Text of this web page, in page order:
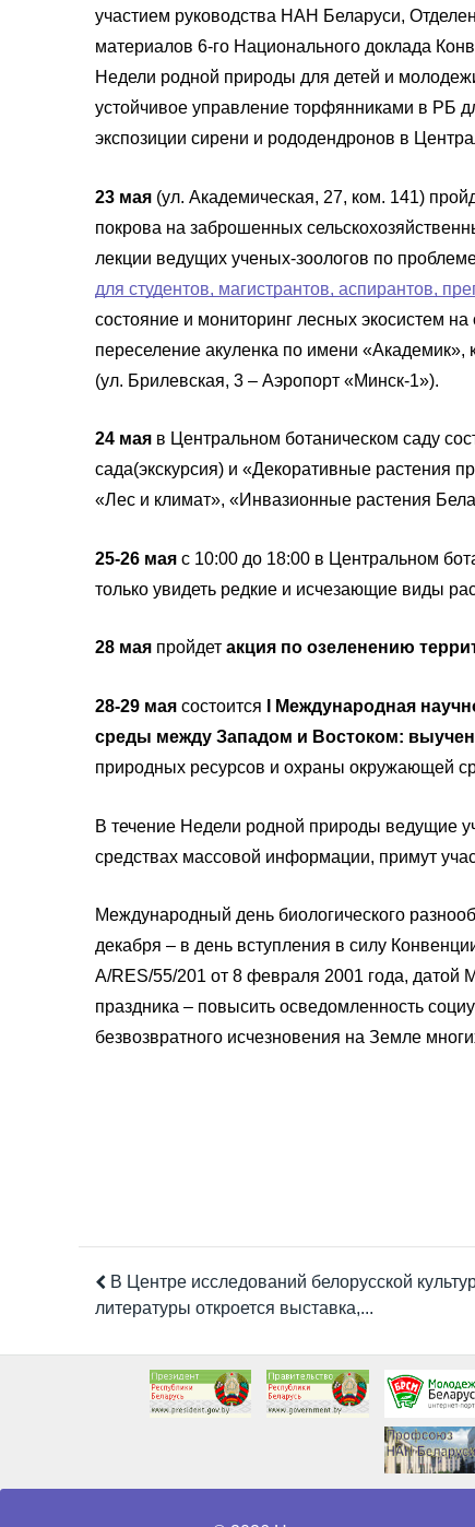
участием руководства НАН Беларуси,
материалов 6-го Национального доклада
Недели родной природы для детей и
устойчивое управление торфянниками в РБ
экспозиции сирени и рододендронов в
23 мая (ул. Академическая, 27, ком. 141)
покрова на заброшенных
лекции ведущих ученых-зоологов по
для студентов, магистрантов, аспирантов,
состояние и мониторинг лесных экосистем
переселение акуленка по имени
(ул. Брилевская, 3 – Аэропорт «Минск-1»).
24 мая в Центральном ботаническом саду
сада(экскурсия) и «Декоративные растения
«Лес и климат», «Инвазионные растения
25-26 мая с 10:00 до 18:00 в Центральном
только увидеть редкие и исчезающие виды
28 мая пройдет акция по озеленению
28-29 мая состоится
I Международная
среды между Западом и Востоком:
природных ресурсов и охраны окружающей
В течение Недели родной природы ведущие
средствах массовой информации, примут
Международный день биологического
декабря – в день вступления в силу
A/RES/55/201 от 8 февраля 2001 года, датой
праздника – повысить осведомленность
безвозвратного исчезновения на Земле
В Центре исследований белорусской
литературы откроется выставка,...